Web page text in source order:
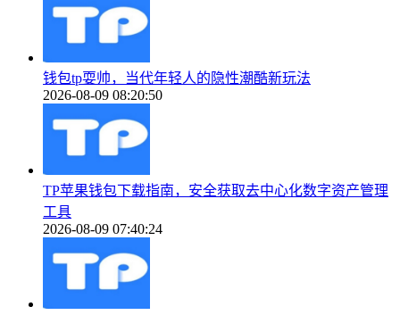
钱包tp耍帅，当代年轻人的隐性潮酷新玩法
2026-08-09 08:20:50
TP苹果钱包下载指南，安全获取去中心化数字资产管理
工具
2026-08-09 07:40:24